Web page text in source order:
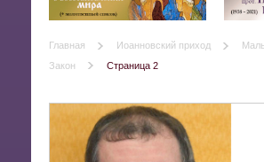
Главная Иоанновский приход
Закон
Страница 2